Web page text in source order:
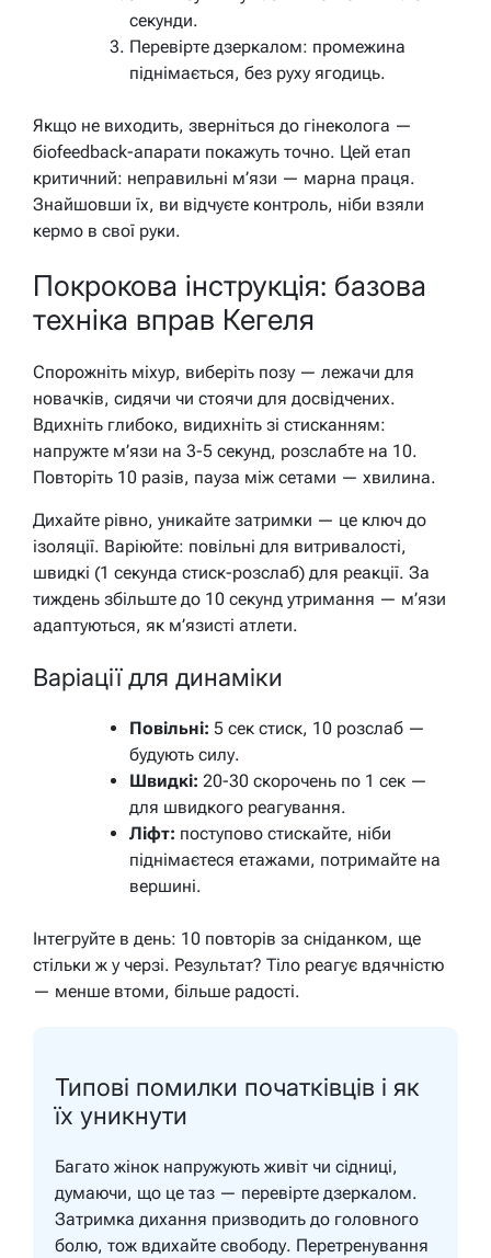
секунди.
Перевірте дзеркалом: промежина
піднімається, без руху ягодиць.
Якщо не виходить, зверніться до гінеколога —
біоfeedback-апарати покажуть точно. Цей етап
критичний: неправильні м’язи — марна праця.
Знайшовши їх, ви відчуєте контроль, ніби взяли
кермо в свої руки.
Покрокова інструкція: базова
техніка вправ Кегеля
Спорожніть міхур, виберіть позу — лежачи для
новачків, сидячи чи стоячи для досвідчених.
Вдихніть глибоко, видихніть зі стисканням:
напружте м’язи на 3-5 секунд, розслабте на 10.
Повторіть 10 разів, пауза між сетами — хвилина.
Дихайте рівно, уникайте затримки — це ключ до
ізоляції. Варіюйте: повільні для витривалості,
швидкі (1 секунда стиск-розслаб) для реакції. За
тиждень збільште до 10 секунд утримання — м’язи
адаптуються, як м’язисті атлети.
Варіації для динаміки
Повільні: 5 сек стиск, 10 розслаб —
будують силу.
Швидкі: 20-30 скорочень по 1 сек —
для швидкого реагування.
Ліфт: поступово стискайте, ніби
піднімаєтеся етажами, потримайте на
вершині.
Інтегруйте в день: 10 повторів за сніданком, ще
стільки ж у черзі. Результат? Тіло реагує вдячністю
— менше втоми, більше радості.
Типові помилки початківців і як
їх уникнути
Багато жінок напружують живіт чи сідниці,
думаючи, що це таз — перевірте дзеркалом.
Затримка дихання призводить до головного
болю, тож вдихайте свободу. Перетренування